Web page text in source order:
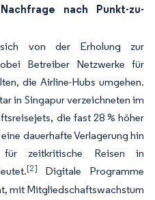
nach Punkt-zu-
von der Erholung zur
Betreiber Netzwerke für
die Airline-Hubs umgehen.
in Singapur verzeichneten im
die fast 28 % höher
dauerhafte Verlagerung hin
zeitkritische Reisen in
[2] Digitale Programme
mit Mitgliedschaftswachstum